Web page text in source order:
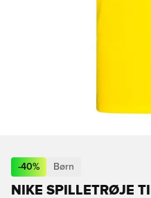
-40% Børn
NIKE SPILLETRØJE